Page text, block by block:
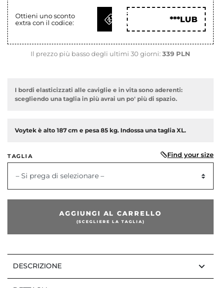
Ottieni uno sconto
extra con il codice:
OTTIENI
COD
***LUB
Il prezzo più basso degli ultimi 30 giorni: 339 PLN
I bordi elasticizzati alle caviglie e in vita sono aderenti:
scegliendo una taglia in più avrai un po' più di spazio.
Voytek è alto 187 cm e pesa 85 kg. Indossa una taglia XL.
TAGLIA Find your size
– Si prega di selezionare –
AGGIUNGI AL CARRELLO
(SCEGLIERE LA TAGLIA)
DESCRIZIONE keyboard_arrow_down